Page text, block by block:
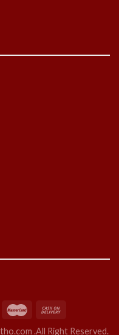
.All Right Reserved.